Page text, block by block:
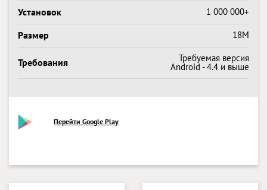
Установок 1 000 000+
Размер 18M
Требования Требуемая версия
Android - 4.4 и выше
Перейти Google Play